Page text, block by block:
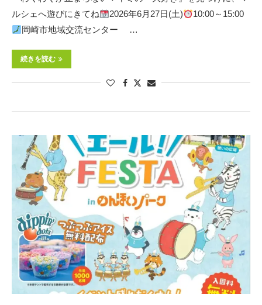
ルシェへ遊びにきてね
2026年6月27日(土)
10:00～15:00
岡崎市地域交流センター …
続きを読む